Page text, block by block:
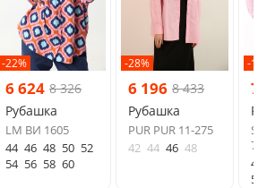
-22%
6 624 8 326
Рубашка
LM ВИ 1605
44 46 48 50 52
54 56 58 60
-28%
6 196 8 433
Рубашка
PUR PUR 11-275
42 44 46 48
-